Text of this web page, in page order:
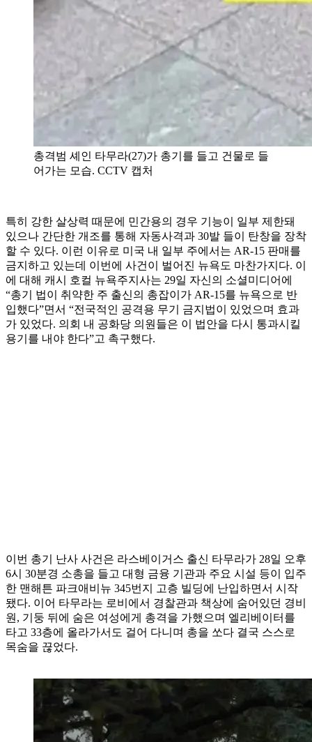
총격범 셰인 타무라(27)가 총기를 들고 건물로 들
어가는 모습. CCTV 캡처
특히 강한 살상력 때문에 민간용의 경우 기능이 일부 제한돼
있으나 간단한 개조를 통해 자동사격과 30발 들이 탄창을 장착
할 수 있다. 이런 이유로 미국 내 일부 주에서는 AR-15 판매를
금지하고 있는데 이번에 사건이 벌어진 뉴욕도 마찬가지다. 이
에 대해 캐시 호컬 뉴욕주지사는 29일 자신의 소셜미디어에
“총기 법이 취약한 주 출신의 총잡이가 AR-15를 뉴욕으로 반
입했다”면서 “전국적인 공격용 무기 금지법이 있었으며 효과
가 있었다. 의회 내 공화당 의원들은 이 법안을 다시 통과시킬
용기를 내야 한다”고 촉구했다.
이번 총기 난사 사건은 라스베이거스 출신 타무라가 28일 오후
6시 30분경 소총을 들고 대형 금융 기관과 주요 시설 등이 입주
한 맨해튼 파크애비뉴 345번지 고층 빌딩에 난입하면서 시작
됐다. 이어 타무라는 로비에서 경찰관과 책상에 숨어있던 경비
원, 기둥 뒤에 숨은 여성에게 총격을 가했으며 엘리베이터를
타고 33층에 올라가서도 걸어 다니며 총을 쏘다 결국 스스로
목숨을 끊었다.